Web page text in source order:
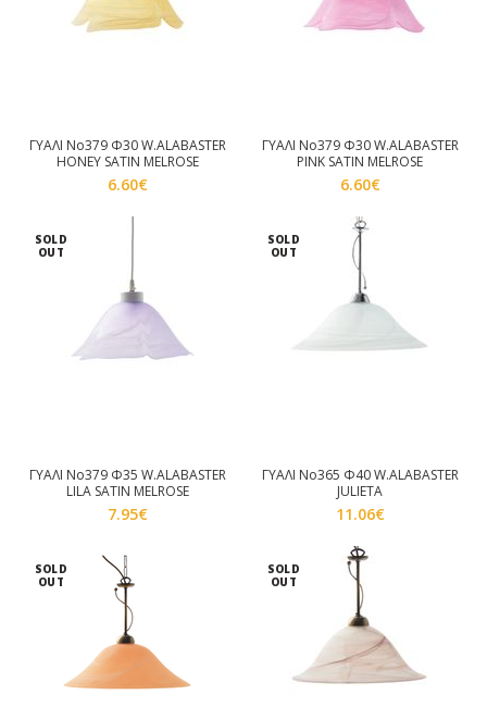
ΓΥΑΛΙ Νο379 Φ30 W.ALABASTER
HONEY SATIN MELROSE
6.60€
ΓΥΑΛΙ Νο379 Φ30 W.ALABASTER
PINK SATIN MELROSE
6.60€
SOLD
OUT
ΓΥΑΛΙ Νο379 Φ35 W.ALABASTER
LILA SATIN MELROSE
7.95€
SOLD
OUT
ΓΥΑΛΙ Νο365 Φ40 W.ALABASTER
JULIETA
11.06€
SOLD
OUT
SOLD
OUT